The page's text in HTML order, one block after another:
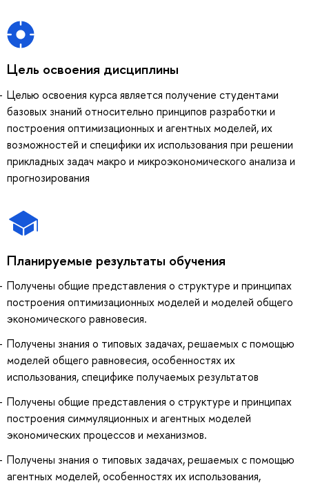
Цель освоения дисциплины
Целью освоения курса является получение студентами
базовых знаний относительно принципов разработки и
построения оптимизационных и агентных моделей, их
возможностей и специфики их использования при решении
прикладных задач макро и микроэкономического анализа и
прогнозирования
Планируемые результаты обучения
Получены общие представления о структуре и принципах
построения оптимизационных моделей и моделей общего
экономического равновесия.
Получены знания о типовых задачах, решаемых с помощью
моделей общего равновесия, особенностях их
использования, специфике получаемых результатов
Получены общие представления о структуре и принципах
построения симмуляционных и агентных моделей
экономических процессов и механизмов.
Получены знания о типовых задачах, решаемых с помощью
агентных моделей, особенностях их использования,